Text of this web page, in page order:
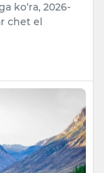
ko‘ra, 2026-
chet el